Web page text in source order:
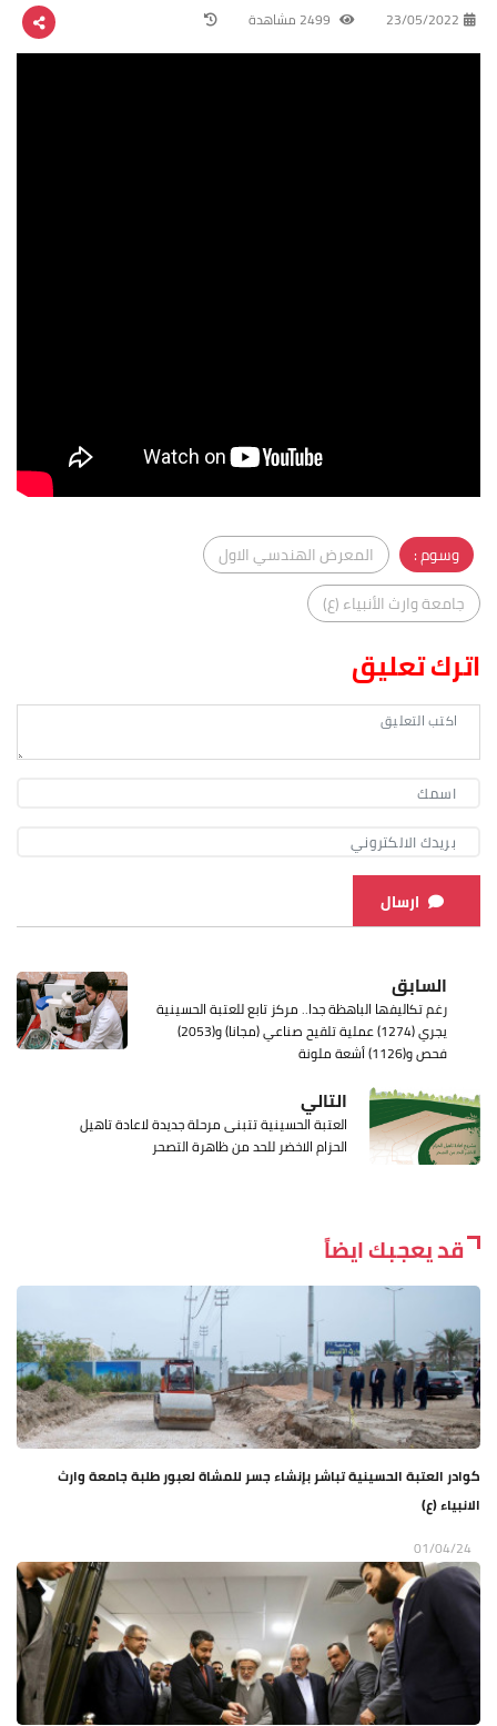
23/05/2022
وسوم :
المعرض الهندسي الاول
جامعة وارث الأنبياء (ع)
اترك تعليق
ارسال
السابق
رغم تكاليفها الباهظة جدا.. مركز تابع للعتبة الحسينية
يجري (1274) عملية تلقيح صناعي (مجانا) و(2053)
فحص و(1126) أشعة ملونة
التالي
العتبة الحسينية تتبنى مرحلة جديدة لاعادة تاهيل
الحزام الاخضر للحد من ظاهرة التصحر
قد يعجبك ايضاً
كوادر العتبة الحسينية تباشر بإنشاء جسر للمشاة لعبور طلبة جامعة وارث
الانبياء (ع)
01/04/24